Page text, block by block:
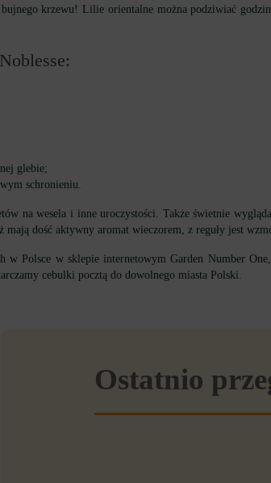
krzewu! Lilie orientalne można podziwiać
glebie;
schronieniu.
na wesela i inne uroczystości. Także świetnie
dość aktywny aromat wieczorem, z reguły jest
Polsce w sklepie internetowym Garden Number
cebulki pocztą do dowolnego miasta Polski.
Ostatnio